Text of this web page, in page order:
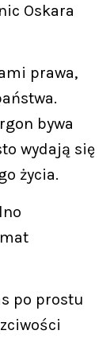
Oskara
prawa,
bywa
wydają się
życia.
po prostu